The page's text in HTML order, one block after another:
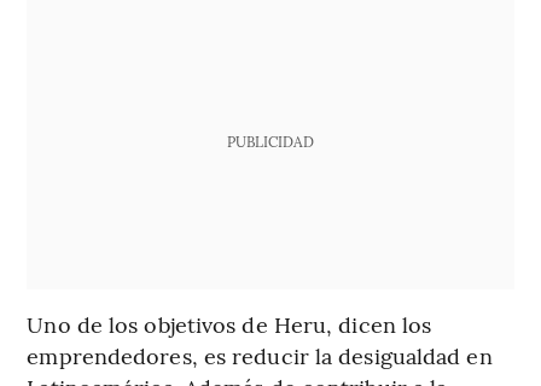
PUBLICIDAD
Uno de los objetivos de Heru, dicen los
emprendedores, es reducir la desigualdad en